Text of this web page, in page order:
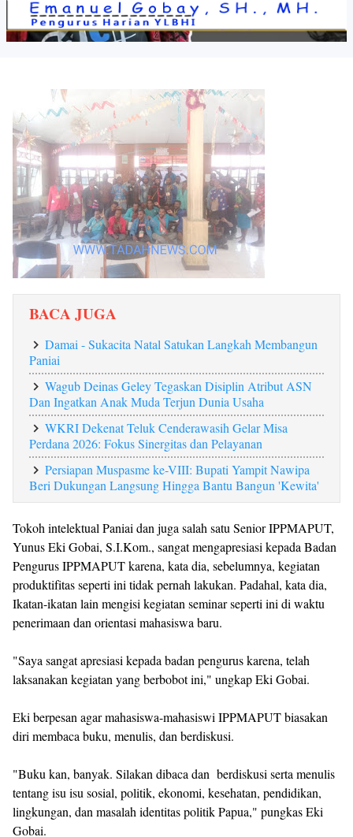
BACA JUGA
Damai - Sukacita Natal Satukan Langkah Membangun
Paniai
Wagub Deinas Geley Tegaskan Disiplin Atribut ASN
Dan Ingatkan Anak Muda Terjun Dunia Usaha
WKRI Dekenat Teluk Cenderawasih Gelar Misa
Perdana 2026: Fokus Sinergitas dan Pelayanan
Persiapan Muspasme ke-VIII: Bupati Yampit Nawipa
Beri Dukungan Langsung Hingga Bantu Bangun 'Kewita'
Tokoh intelektual Paniai dan juga salah satu Senior IPPMAPUT,
Yunus Eki Gobai, S.I.Kom., sangat mengapresiasi kepada Badan
Pengurus IPPMAPUT karena, kata dia, sebelumnya, kegiatan
produktifitas seperti ini tidak pernah lakukan. Padahal, kata dia,
Ikatan-ikatan lain mengisi kegiatan seminar seperti ini di waktu
penerimaan dan orientasi mahasiswa baru.
"Saya sangat apresiasi kepada badan pengurus karena, telah
laksanakan kegiatan yang berbobot ini," ungkap Eki Gobai.
Eki berpesan agar mahasiswa-mahasiswi IPPMAPUT biasakan
diri membaca buku, menulis, dan berdiskusi.
"Buku kan, banyak. Silakan dibaca dan berdiskusi serta menulis
tentang isu isu sosial, politik, ekonomi, kesehatan, pendidikan,
lingkungan, dan masalah identitas politik Papua," pungkas Eki
Gobai.